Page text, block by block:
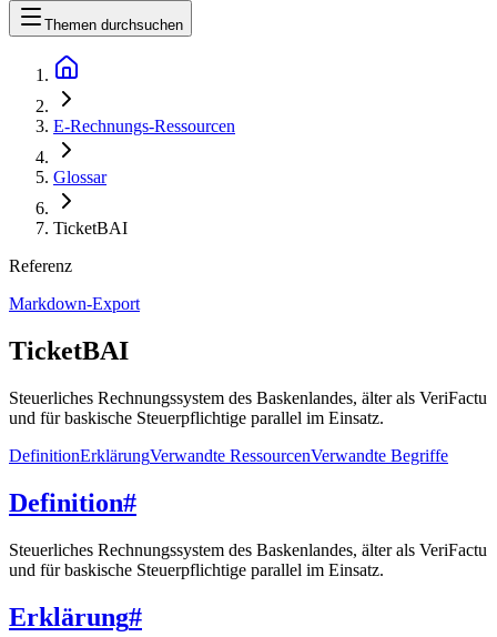
Themen durchsuchen
E-Rechnungs-Ressourcen
Glossar
TicketBAI
Referenz
Markdown-Export
TicketBAI
Steuerliches Rechnungssystem des Baskenlandes, älter als VeriFactu
und für baskische Steuerpflichtige parallel im Einsatz.
DefinitionErklärungVerwandte RessourcenVerwandte Begriffe
Definition#
Steuerliches Rechnungssystem des Baskenlandes, älter als VeriFactu
und für baskische Steuerpflichtige parallel im Einsatz.
Erklärung#